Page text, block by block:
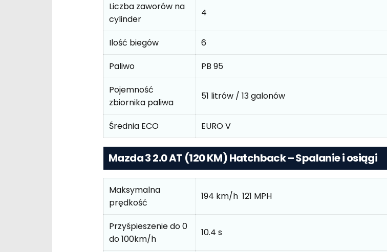
Liczba zaworów na
cylinder
4
Ilość biegów
6
Paliwo
PB 95
Pojemność
zbiornika paliwa
51 litrów / 13 galonów
Średnia ECO EURO V
Mazda 3 2.0 AT (120 KM) Hatchback – Spalanie i osiągi
Maksymalna
prędkość
194 km/h 121 MPH
Przyśpieszenie do 0
do 100km/h
10.4 s